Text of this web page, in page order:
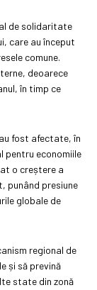
de solidaritate
care au început
comune.
deoarece
în timp ce
fost afectate, în
pentru economiile
o creștere a
punând presiune
globale de
regional de
și să prevină
state din zonă